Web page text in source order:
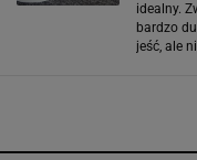
idealny.
bardzo
jeść, ale